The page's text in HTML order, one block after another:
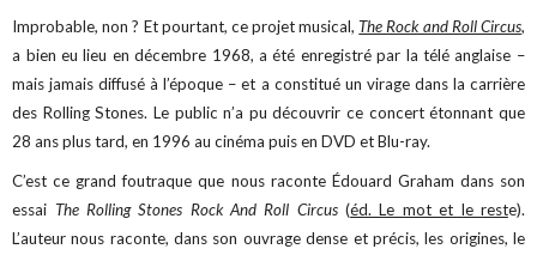
Improbable, non ? Et pourtant, ce projet musical, The Rock and Roll Circus,
a bien eu lieu en décembre 1968, a été enregistré par la télé anglaise –
mais jamais diffusé à l’époque – et a constitué un virage dans la carrière
des Rolling Stones. Le public n’a pu découvrir ce concert étonnant que
28 ans plus tard, en 1996 au cinéma puis en DVD et Blu-ray.
C’est ce grand foutraque que nous raconte Édouard Graham dans son
essai The Rolling Stones Rock And Roll Circus(éd. Le mot et le reste).
L’auteur nous raconte, dans son ouvrage dense et précis, les origines, le